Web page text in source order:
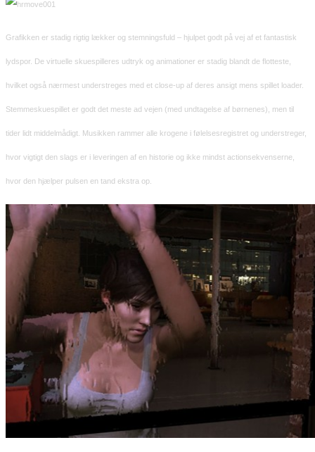
Grafikken er stadig rigtig lækker og stemningsfuld – hjulpet godt på vej af et fantastisk
lydspor. De virtuelle skuespilleres udtryk og animationer er stadig blandt de flotteste,
hvilket også nærmest understreges med et close-up af deres ansigt mens spillet loader.
Stemmeskuespillet er godt det meste ad vejen (med undtagelse af børnenes), men til
tider lidt middelmådigt. Musikken rammer alle krogene i følelsesregistret og understreger,
hvor vigtigt den slags er i leveringen af en historie og ikke mindst actionsekvenserne,
hvor den hjælper pulsen en tand ekstra op.